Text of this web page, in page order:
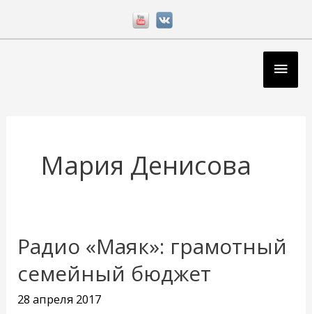
Мария Денисова
Радио «Маяк»: грамотный
семейный бюджет
28 апреля 2017